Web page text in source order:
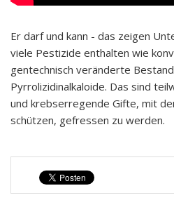
Er darf und kann - das zeigen
viele Pestizide enthalten wie
gentechnisch veränderte
Pyrrolizidinalkaloide. Das sind
und krebserregende Gifte, mit
schützen, gefressen zu werden.